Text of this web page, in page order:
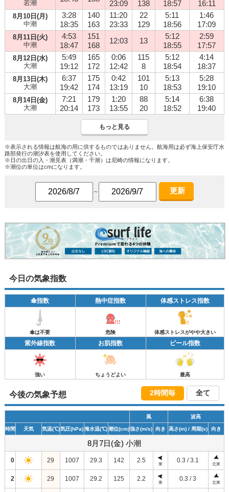
若潮 23:09 138 18:57 16:11
8月10日(月)
中潮
3:28
18:35
140
163
11:20
23:33
22
129
5:11
18:56
1:46
17:09
8月11日(火)
中潮
4:53
18:47
151
168
12:03 13
5:12
18:55
2:59
17:57
8月12日(水)
大潮
5:49
19:12
165
172
0:06
12:42
115
8
5:12
18:54
4:14
18:37
8月13日(木)
大潮
6:37
19:42
175
174
0:42
13:19
101
10
5:13
18:53
5:28
19:10
8月14日(金)
大潮
7:21
20:14
179
173
1:20
13:55
88
20
5:14
18:52
6:38
19:40
もっと見る
※表示される情報は航海の用に供するものではありません。航海用は必ず海上保安庁水
路部発行の潮汐表を使用してください。
※日の出日の入・潮見表（満潮・干潮）は尼崎の情報になります。
※潮位の単位はcmになります。
～ 更新
今日の気象指数
傘指数 熱中症指数 体感ストレス指数
傘は不要 危険 体感ストレスがやや大きい
紫外線指数 お肌指数 ビール指数
強い ちょうどよい 最高
今後の気象予想 2時間毎 全て
風 波高
時間 天気 気温(℃)気圧(hPa) 海水温(℃)潮位(cm)強さ(m/s) 向き 高さ(m)/ 周期(s) 向き
8月7日(金) 小潮
0 29 1007 29.3 142 2.5
東
0.3 / 3.1
北東
2 29 1007 29.2 125 2.2
東
0.3 / 3
北東